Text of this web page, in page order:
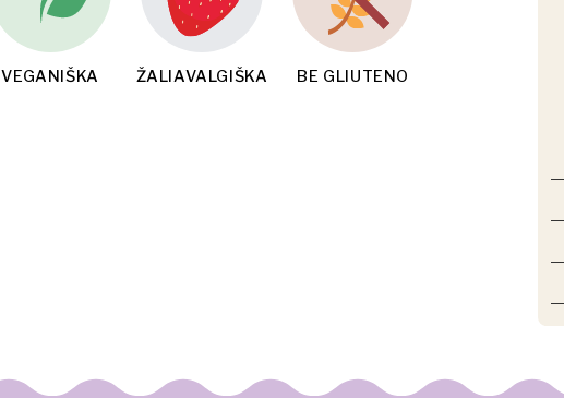
VEGANIŠKA ŽALIAVALGIŠKA BE GLIUTENO